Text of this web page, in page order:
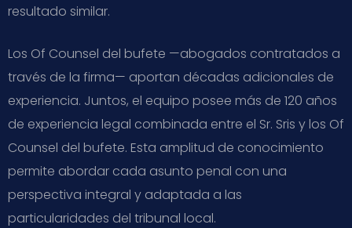
resultado similar.
Los Of Counsel del bufete —abogados contratados a
través de la firma— aportan décadas adicionales de
experiencia. Juntos, el equipo posee más de 120 años
de experiencia legal combinada entre el Sr. Sris y los Of
Counsel del bufete. Esta amplitud de conocimiento
permite abordar cada asunto penal con una
perspectiva integral y adaptada a las
particularidades del tribunal local.